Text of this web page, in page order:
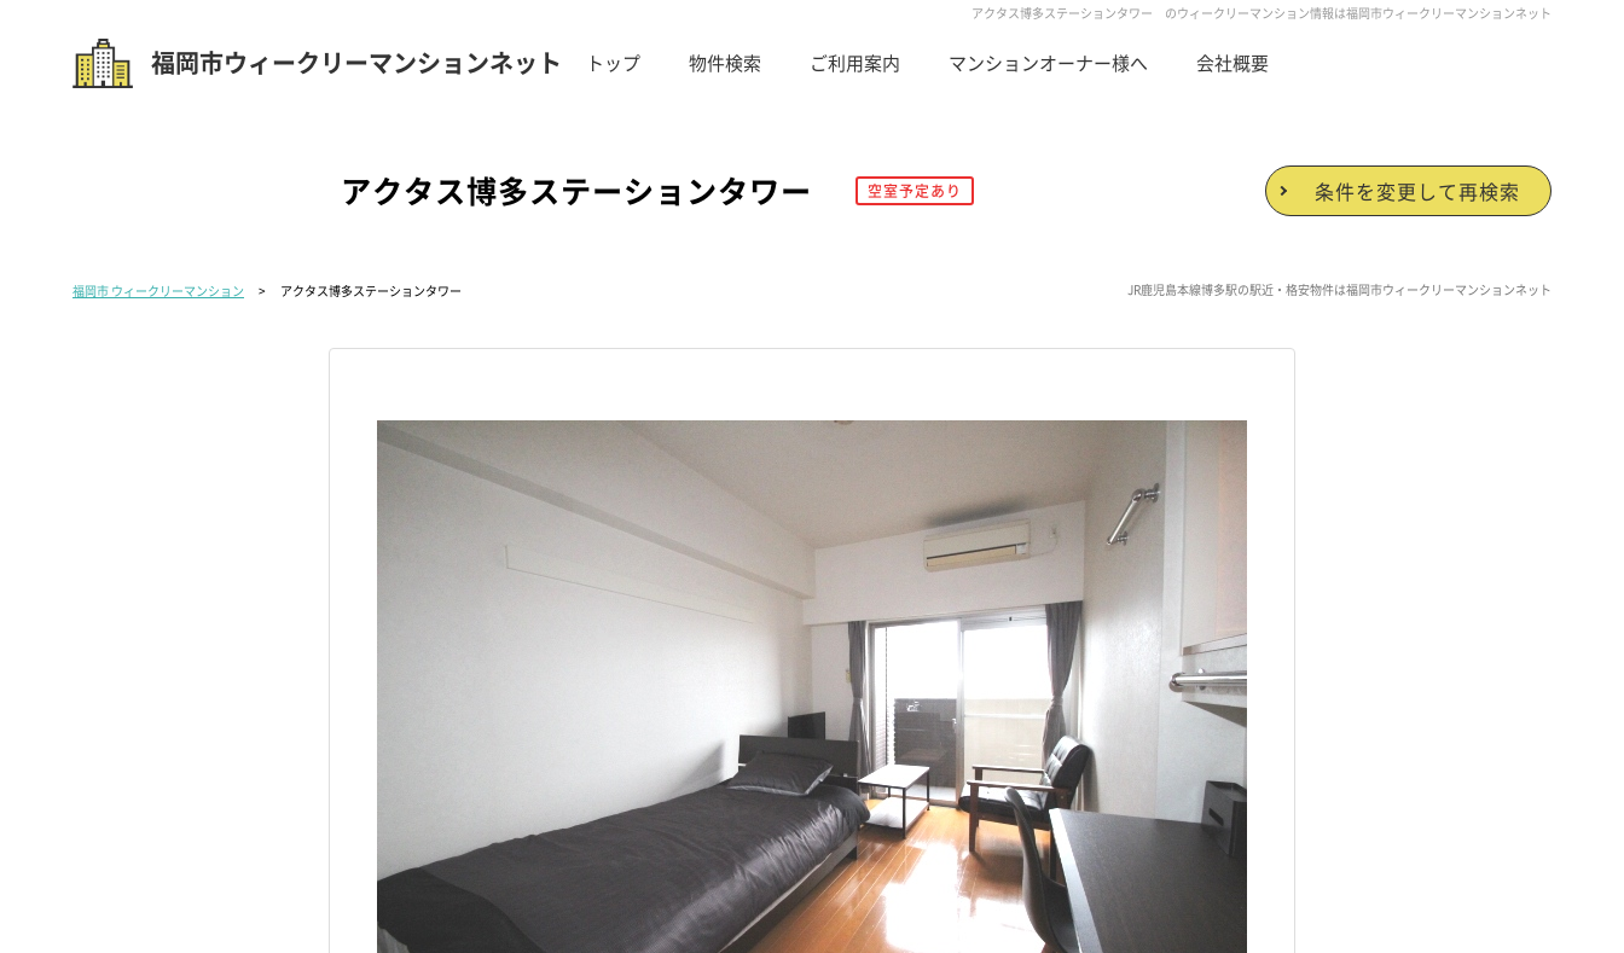
アクタス博多ステーションタワー のウィークリーマンション情報は福岡市ウィークリーマンションネット
福岡市ウィークリーマンションネット トップ 物件検索 ご利用案内 マンションオーナー様へ 会社概要
アクタス博多ステーションタワー 空室予定あり 条件を変更して再検索
福岡市 ウィークリーマンション アクタス博多ステーションタワー JR鹿児島本線博多駅の駅近・格安物件は福岡市ウィークリーマンションネット